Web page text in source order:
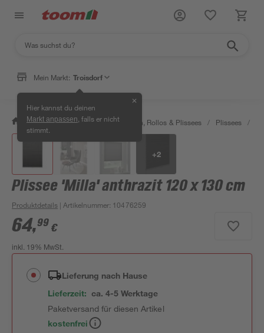
Mein Markt: Troisdorf
Hier kannst du deinen
Markt anpassen , falls er nicht
stimmt.
✕
/ Wohnen & Haushalt / Jalousien, Rollos & Plissees / Plissees /
+2
Plissee 'Milla' anthrazit 120 x 130 cm
Produktdetails | Artikelnummer: 10476259
64,99 €
inkl. 19% MwSt.
Lieferung nach Hause
Lieferzeit: ca. 4-5 Werktage
Paketversand für diesen Artikel
kostenfrei